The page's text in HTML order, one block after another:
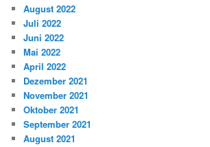
August 2022
Juli 2022
Juni 2022
Mai 2022
April 2022
Dezember 2021
November 2021
Oktober 2021
September 2021
August 2021